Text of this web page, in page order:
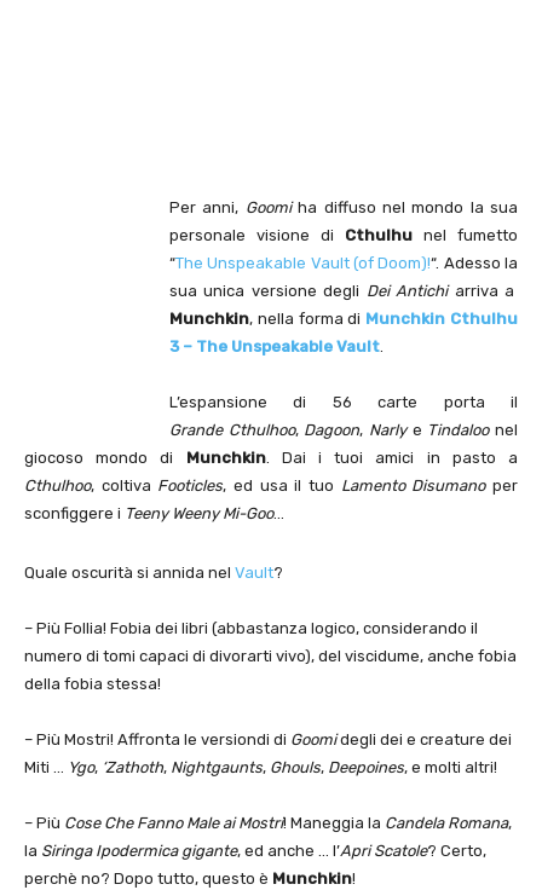
Per anni, Goomiha diffuso nel mondo la sua
personale visione di Cthulhu nel fumetto
“The Unspeakable Vault (of Doom)!“. Adesso la
sua unica versione degli Dei Antichiarriva a
Munchkin, nella forma di Munchkin Cthulhu
3 – The Unspeakable Vault.
L’espansione di 56 carte porta il
Grande Cthulhoo, Dagoon, Narlye Tindaloonel
giocoso mondo di Munchkin. Dai i tuoi amici in pasto a
Cthulhoo, coltiva Footicles, ed usa il tuo Lamento Disumanoper
sconfiggere i Teeny Weeny Mi-Goo…
Quale oscurità si annida nel Vault?
– Più Follia! Fobia dei libri (abbastanza logico, considerando il
numero di tomi capaci di divorarti vivo), del viscidume, anche fobia
della fobia stessa!
– Più Mostri! Affronta le versiondi di Goomidegli dei e creature dei
Miti … Ygo, ‘Zathoth, Nightgaunts, Ghouls, Deepoines, e molti altri!
– Più Cose Che Fanno Male ai Mostri! Maneggia la Candela Romana,
la Siringa Ipodermica gigante, ed anche … l’Apri Scatole? Certo,
perchè no? Dopo tutto, questo è Munchkin!